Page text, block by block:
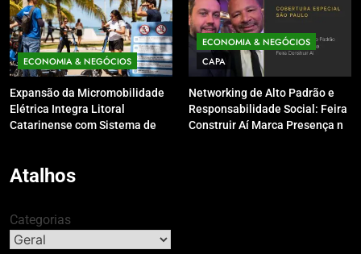
ECONOMIA & NEGÓCIOS
Expansão da Micromobilidade
Elétrica Integra Litoral
Catarinense com Sistema de
ECONOMIA & NEGÓCIOS
CAPA
Networking de Alto Padrão e
Responsabilidade Social: Feira
Construir Aí Marca Presença no
Atalhos
Categorias